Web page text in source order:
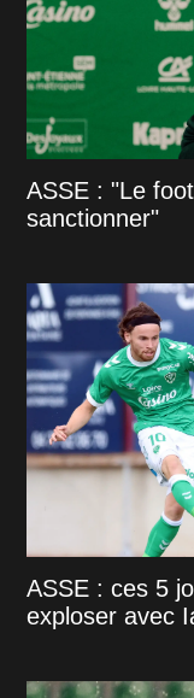
ASSE : "Le
sanctionner"
ASSE : ces 5
exploser avec